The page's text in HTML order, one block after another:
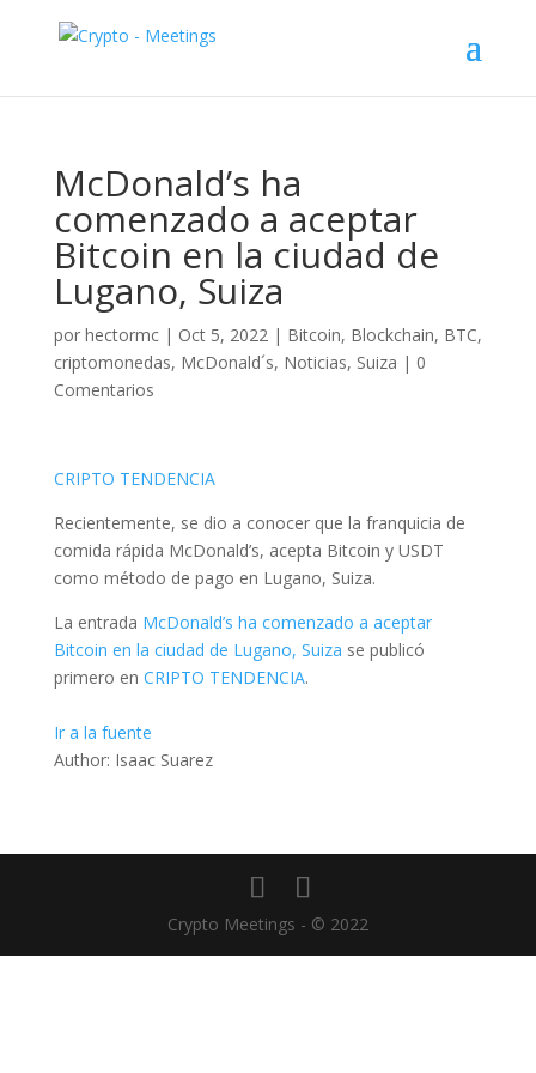
McDonald’s ha
comenzado a aceptar
Bitcoin en la ciudad de
Lugano, Suiza
por hectormc| Oct 5, 2022| Bitcoin, Blockchain, BTC,
criptomonedas, McDonald´s, Noticias, Suiza | 0
Comentarios
CRIPTO TENDENCIA
Recientemente, se dio a conocer que la franquicia de
comida rápida McDonald’s, acepta Bitcoin y USDT
como método de pago en Lugano, Suiza.
La entrada McDonald’s ha comenzado a aceptar
Bitcoin en la ciudad de Lugano, Suiza se publicó
primero en CRIPTO TENDENCIA.
Ir a la fuente
Author: Isaac Suarez
Crypto Meetings - © 2022